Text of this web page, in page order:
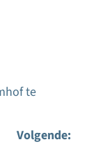
te
Volgende: